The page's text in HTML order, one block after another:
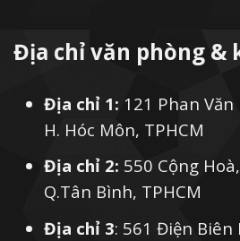
Địa chỉ văn phòng &
Địa chỉ 1: 121 Phan
H. Hóc Môn, TPHCM
Địa chỉ 2: 550 Cộng
Q.Tân Bình, TPHCM
Địa chỉ 3: 561 Điện Biên